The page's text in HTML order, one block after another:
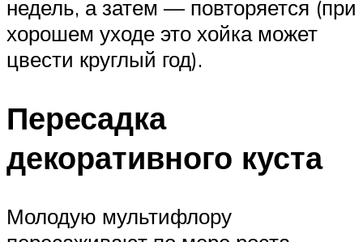
недель, а затем — повторяется (при
хорошем уходе это хойка может
цвести круглый год).
Пересадка
декоративного куста
Молодую мультифлору